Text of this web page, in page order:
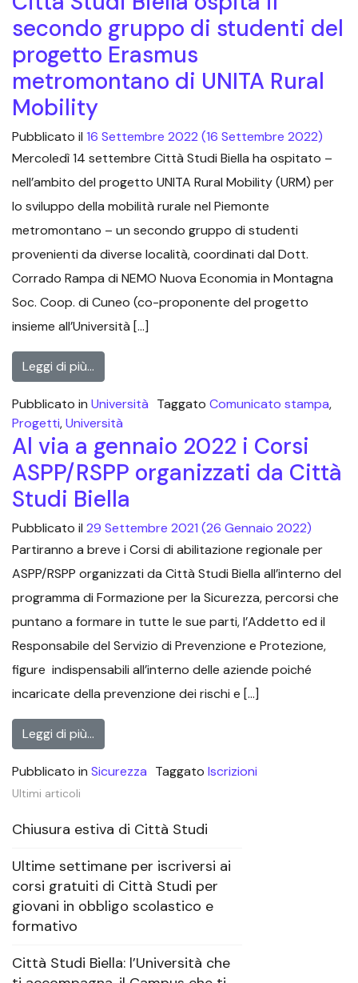
secondo gruppo di studenti del
progetto Erasmus
metromontano di UNITA Rural
Mobility
Pubblicato il 16 Settembre 2022 (16 Settembre 2022)
Mercoledì 14 settembre Città Studi Biella ha ospitato –
nell’ambito del progetto UNITA Rural Mobility (URM) per
lo sviluppo della mobilità rurale nel Piemonte
metromontano – un secondo gruppo di studenti
provenienti da diverse località, coordinati dal Dott.
Corrado Rampa di NEMO Nuova Economia in Montagna
Soc. Coop. di Cuneo (co-proponente del progetto
insieme all’Università […]
Leggi di più…
Pubblicato in Università Taggato Comunicato stampa,
Progetti,Università
Al via a gennaio 2022 i Corsi
ASPP/RSPP organizzati da Città
Studi Biella
Pubblicato il 29 Settembre 2021 (26 Gennaio 2022)
Partiranno a breve i Corsi di abilitazione regionale per
ASPP/RSPP organizzati da Città Studi Biella all’interno del
programma di Formazione per la Sicurezza, percorsi che
puntano a formare in tutte le sue parti, l’Addetto ed il
Responsabile del Servizio di Prevenzione e Protezione,
figure indispensabili all’interno delle aziende poiché
incaricate della prevenzione dei rischi e […]
Leggi di più…
Pubblicato in Sicurezza Taggato Iscrizioni
Ultimi articoli
Chiusura estiva di Città Studi
Ultime settimane per iscriversi ai
corsi gratuiti di Città Studi per
giovani in obbligo scolastico e
formativo
Città Studi Biella: l’Università che